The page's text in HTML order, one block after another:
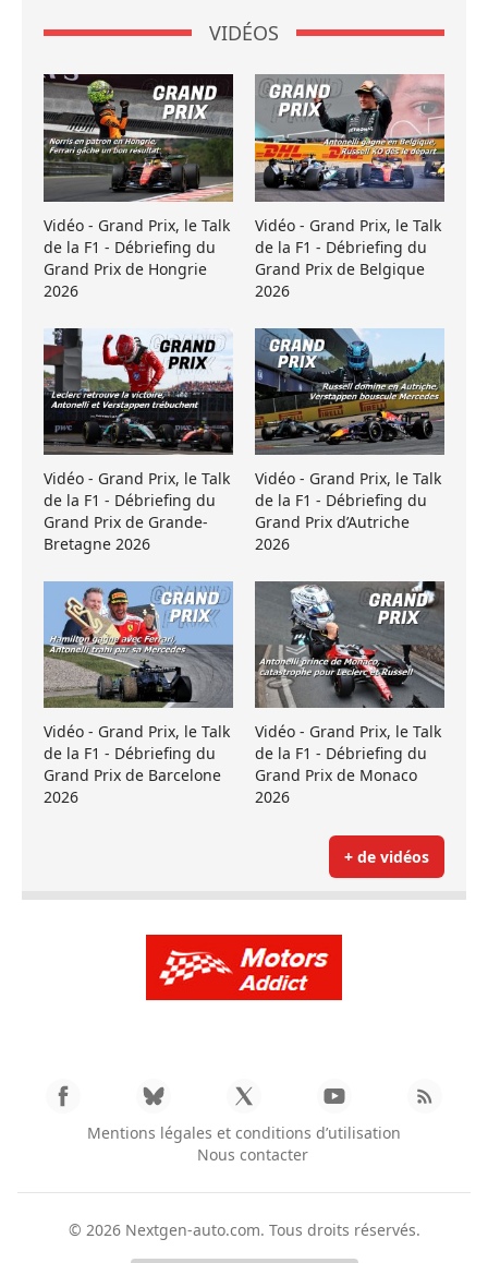
VIDÉOS
Vidéo - Grand Prix, le Talk
de la F1 - Débriefing du
Grand Prix de Hongrie
2026
Vidéo - Grand Prix, le Talk
de la F1 - Débriefing du
Grand Prix de Belgique
2026
Vidéo - Grand Prix, le Talk
de la F1 - Débriefing du
Grand Prix de Grande-
Bretagne 2026
Vidéo - Grand Prix, le Talk
de la F1 - Débriefing du
Grand Prix d’Autriche
2026
Vidéo - Grand Prix, le Talk
de la F1 - Débriefing du
Grand Prix de Barcelone
2026
Vidéo - Grand Prix, le Talk
de la F1 - Débriefing du
Grand Prix de Monaco
2026
+ de vidéos
Mentions légales et conditions d’utilisation
Nous contacter
© 2026 Nextgen-auto.com. Tous droits réservés.